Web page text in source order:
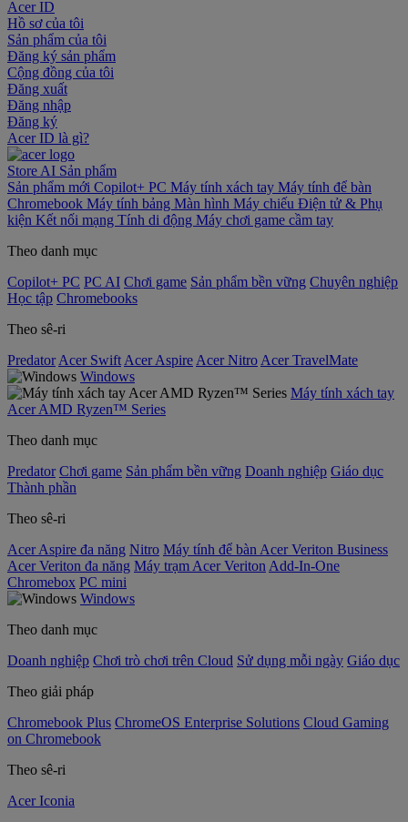
Acer ID
Hồ sơ của tôi
Sản phẩm của tôi
Đăng ký sản phẩm
Cộng đồng của tôi
Đăng xuất
Đăng nhập
Đăng ký
Acer ID là gì?
Store AI Sản phẩm
Sản phẩm mới Copilot+ PC Máy tính xách tay Máy tính để bàn
Chromebook Máy tính bảng Màn hình Máy chiếu Điện tử & Phụ
kiện Kết nối mạng Tính di động Máy chơi game cầm tay
Theo danh mục
Copilot+ PC PC AI Chơi game Sản phẩm bền vững Chuyên nghiệp
Học tập Chromebooks
Theo sê-ri
Predator Acer Swift Acer Aspire Acer Nitro Acer TravelMate
Windows
Máy tính xách tay
Acer AMD Ryzen™ Series
Theo danh mục
Predator Chơi game Sản phẩm bền vững Doanh nghiệp Giáo dục
Thành phần
Theo sê-ri
Acer Aspire đa năng Nitro Máy tính để bàn Acer Veriton Business
Acer Veriton đa năng Máy trạm Acer Veriton Add-In-One
Chromebox PC mini
Windows
Theo danh mục
Doanh nghiệp Chơi trò chơi trên Cloud Sử dụng mỗi ngày Giáo dục
Theo giải pháp
Chromebook Plus ChromeOS Enterprise Solutions Cloud Gaming
on Chromebook
Theo sê-ri
Acer Iconia